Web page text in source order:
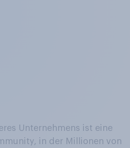
Unternehmens ist eine
in der Millionen von